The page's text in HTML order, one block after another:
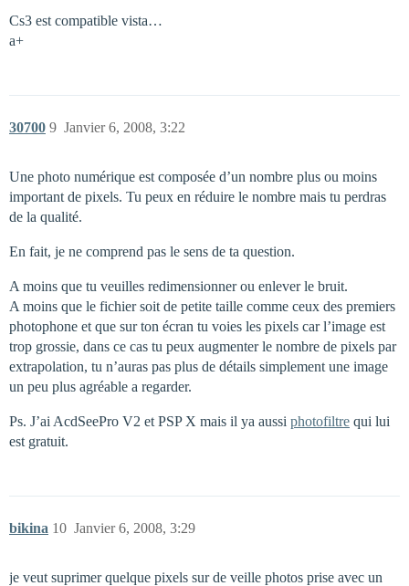
Cs3 est compatible vista…
a+
30700 Janvier 6, 2008, 3:22
9
Une photo numérique est composée d’un nombre plus ou moins
important de pixels. Tu peux en réduire le nombre mais tu perdras
de la qualité.
En fait, je ne comprend pas le sens de ta question.
A moins que tu veuilles redimensionner ou enlever le bruit.
A moins que le fichier soit de petite taille comme ceux des premiers
photophone et que sur ton écran tu voies les pixels car l’image est
trop grossie, dans ce cas tu peux augmenter le nombre de pixels par
extrapolation, tu n’auras pas plus de détails simplement une image
un peu plus agréable a regarder.
Ps. J’ai AcdSeePro V2 et PSP X mais il ya aussi photofiltre qui lui
est gratuit.
bikina Janvier 6, 2008, 3:29
10
je veut suprimer quelque pixels sur de veille photos prise avec un